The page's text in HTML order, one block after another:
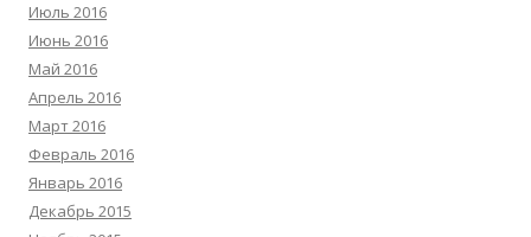
Июль 2016
Июнь 2016
Май 2016
Апрель 2016
Март 2016
Февраль 2016
Январь 2016
Декабрь 2015